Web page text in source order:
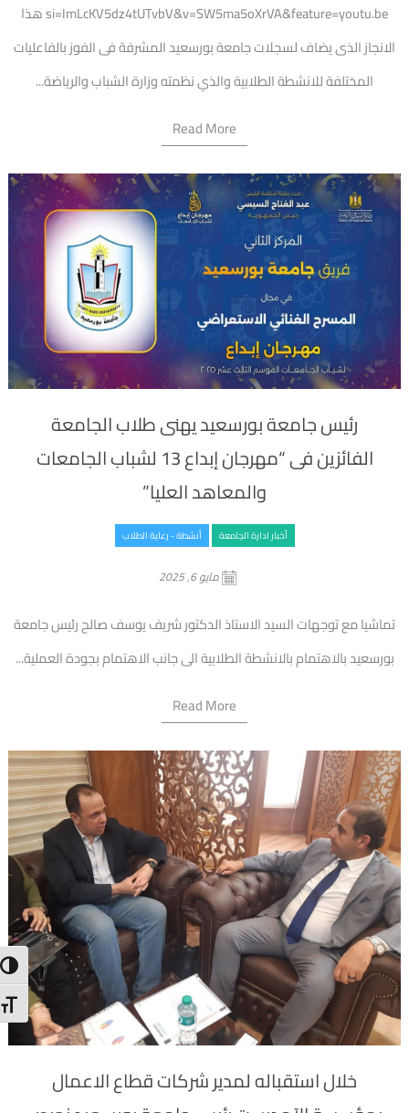
Size
si=ImLcKV5dz4tUTvbV&v=SW5ma5oXrVA&feature=youtu.be هذا
الانجاز الذى يضاف لسجلات جامعة بورسعيد المشرفة فى الفوز بالفاعليات
المختلفة للانشطة الطلابية والذي نظمته وزارة الشباب والرياضة...
Read More
رئيس جامعة بورسعيد يهنى طلاب الجامعة
الفائزين فى “مهرجان إبداع 13 لشباب الجامعات
والمعاهد العليا”
أخبار ادارة الجامعة أنشطة - رعاية الطلاب
مايو 6, 2025
تماشيا مع توجهات السيد الاستاذ الدكتور شريف يوسف صالح رئيس جامعة
بورسعيد بالاهتمام بالانشطة الطلابية الى جانب الاهتمام بجودة العملية...
Read More
خلال استقباله لمدير شركات قطاع الاعمال